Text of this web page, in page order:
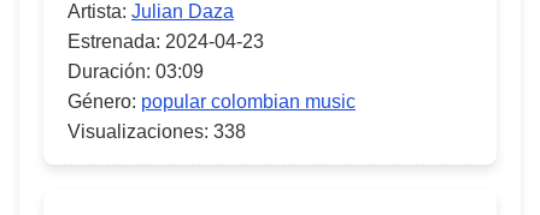
Artista: Julian Daza
Estrenada: 2024-04-23
Duración: 03:09
Género: popular colombian music
Visualizaciones: 338